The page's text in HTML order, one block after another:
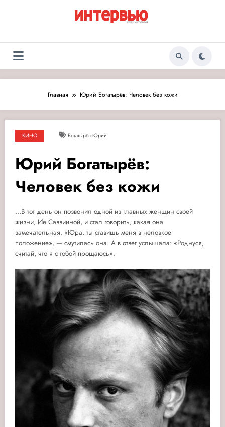
Журнал «Интервью:
Люди и события»
Люди и события
Главная Юрий Богатырёв: Человек без кожи
КИНО Богатырёв Юрий
Юрий Богатырёв:
Человек без кожи
…В тот день он позвонил одной из главных женщин своей
жизни, Ие Саввииной, и стал говорить, какая она
замечательная. «Юра, ты ставишь меня в неловкое
положение», — смутилась она. А в ответ услышала: «Роднуся,
считай, что я с тобой прощаюсь».